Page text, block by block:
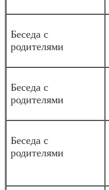
Беседа с
родителями
Беседа с
родителями
Беседа с
родителями